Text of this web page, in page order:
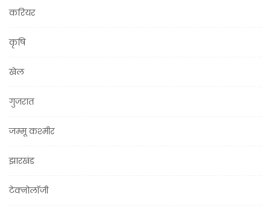
करियर
कृषि
खेल
गुजरात
जम्मू कश्मीर
झारखंड
टेक्नोलॉजी